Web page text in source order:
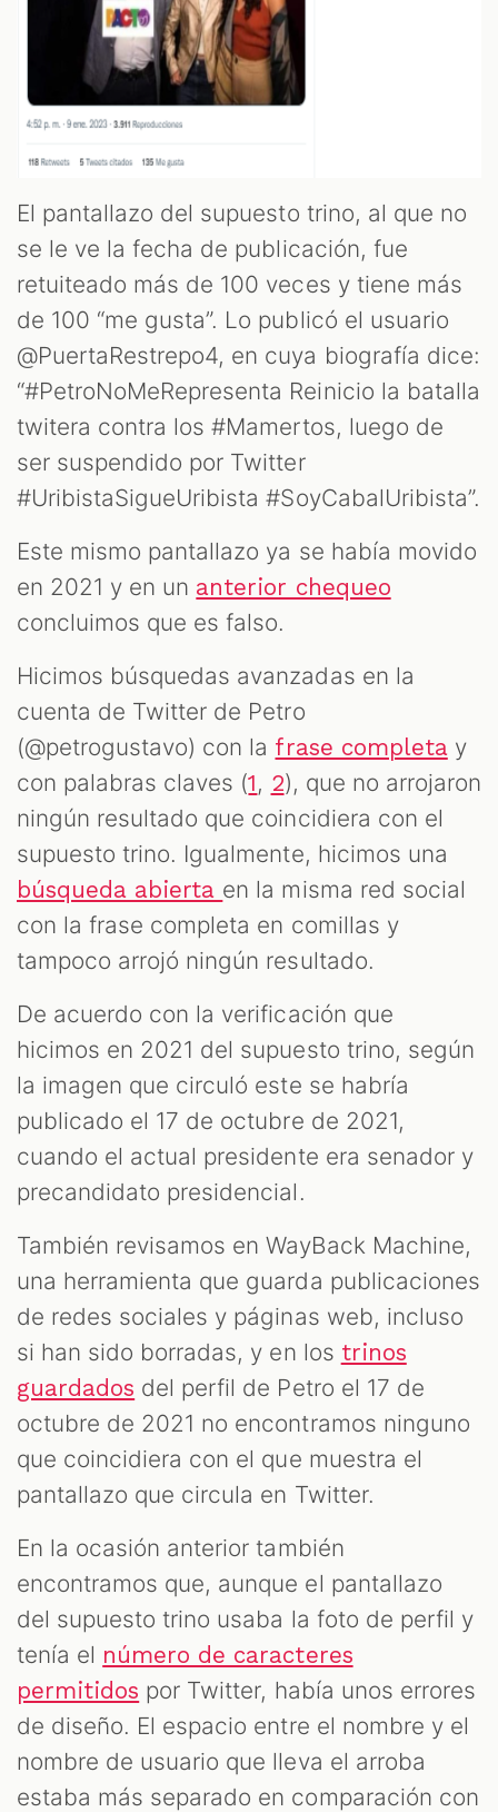
El pantallazo del supuesto trino, al que no
se le ve la fecha de publicación, fue
retuiteado más de 100 veces y tiene más
de 100 “me gusta”. Lo publicó el usuario
@PuertaRestrepo4, en cuya biografía dice:
“#PetroNoMeRepresenta Reinicio la batalla
twitera contra los #Mamertos, luego de
ser suspendido por Twitter
#UribistaSigueUribista #SoyCabalUribista”.
Este mismo pantallazo ya se había movido
en 2021 y en un anterior chequeo
concluimos que es falso.
Hicimos búsquedas avanzadas en la
cuenta de Twitter de Petro
(@petrogustavo) con la frase completay
con palabras claves (1, 2), que no arrojaron
ningún resultado que coincidiera con el
supuesto trino. Igualmente, hicimos una
búsqueda abierta en la misma red social
con la frase completa en comillas y
tampoco arrojó ningún resultado.
De acuerdo con la verificación que
hicimos en 2021 del supuesto trino, según
la imagen que circuló este se habría
publicado el 17 de octubre de 2021,
cuando el actual presidente era senador y
precandidato presidencial.
También revisamos en WayBack Machine,
una herramienta que guarda publicaciones
de redes sociales y páginas web, incluso
si han sido borradas, y en los trinos
guardados del perfil de Petro el 17 de
octubre de 2021 no encontramos ninguno
que coincidiera con el que muestra el
pantallazo que circula en Twitter.
En la ocasión anterior también
encontramos que, aunque el pantallazo
del supuesto trino usaba la foto de perfil y
tenía el número de caracteres
permitidos por Twitter, había unos errores
de diseño. El espacio entre el nombre y el
nombre de usuario que lleva el arroba
estaba más separado en comparación con